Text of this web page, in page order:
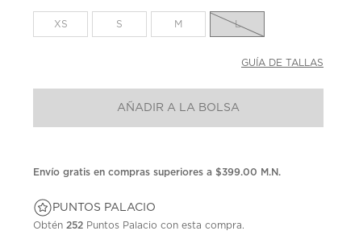
la
misma
XS S M L
GUÍA DE TALLAS
AÑADIR A LA BOLSA
Envío gratis en compras superiores a $399.00 M.N.
PUNTOS PALACIO
Obtén 252 Puntos Palacio con esta compra.